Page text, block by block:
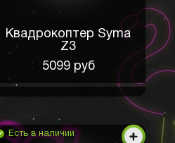
Квадрокоптер Syma
Z3
5099 руб
Есть в наличии